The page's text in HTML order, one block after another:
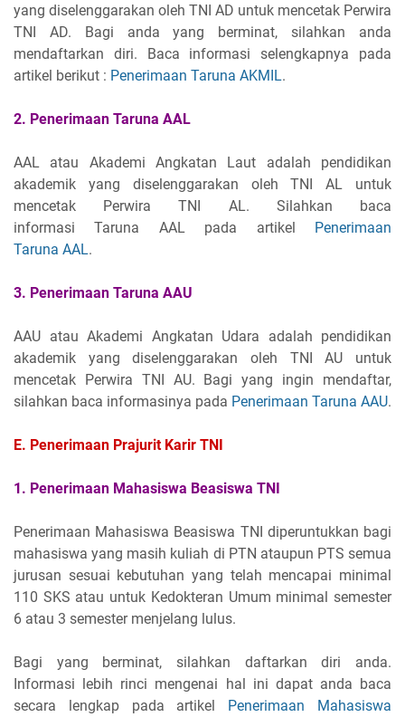
yang diselenggarakan oleh TNI AD untuk mencetak Perwira
TNI AD. Bagi anda yang berminat, silahkan anda
mendaftarkan diri. Baca informasi selengkapnya pada
artikel berikut : Penerimaan Taruna AKMIL.
2. Penerimaan Taruna AAL
AAL atau Akademi Angkatan Laut adalah pendidikan
akademik yang diselenggarakan oleh TNI AL untuk
mencetak Perwira TNI AL. Silahkan baca
informasi Taruna AAL pada artikel Penerimaan
Taruna AAL.
3. Penerimaan Taruna AAU
AAU atau Akademi Angkatan Udara adalah pendidikan
akademik yang diselenggarakan oleh TNI AU untuk
mencetak Perwira TNI AU. Bagi yang ingin mendaftar,
silahkan baca informasinya pada Penerimaan Taruna AAU.
E. Penerimaan Prajurit Karir TNI
1. Penerimaan Mahasiswa Beasiswa TNI
Penerimaan Mahasiswa Beasiswa TNI diperuntukkan bagi
mahasiswa yang masih kuliah di PTN ataupun PTS semua
jurusan sesuai kebutuhan yang telah mencapai minimal
110 SKS atau untuk Kedokteran Umum minimal semester
6 atau 3 semester menjelang lulus.
Bagi yang berminat, silahkan daftarkan diri anda.
Informasi lebih rinci mengenai hal ini dapat anda baca
secara lengkap pada artikel Penerimaan Mahasiswa